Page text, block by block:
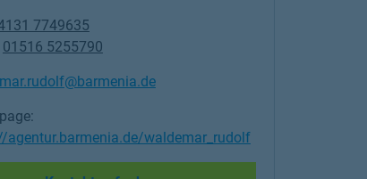
7749635
01516 5255790
agentur.barmenia.de/waldemar_rudolf